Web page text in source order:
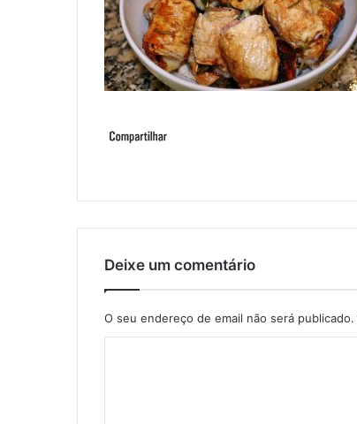
Deixe um comentário
O seu endereço de email não será publicado.